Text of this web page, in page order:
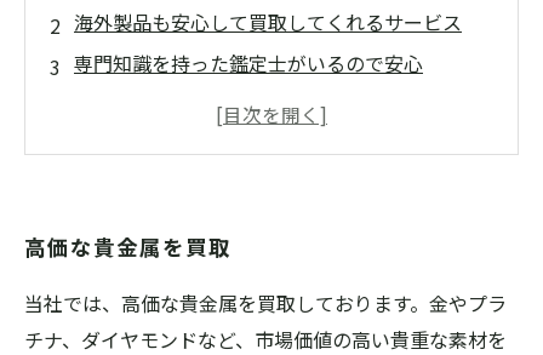
海外製品も安心して買取してくれるサービス
専門知識を持った鑑定士がいるので安心
簡単な手続きで買取の申し込みができる
高価な貴金属を買取
当社では、高価な貴金属を買取しております。金やプラ
チナ、ダイヤモンドなど、市場価値の高い貴重な素材を